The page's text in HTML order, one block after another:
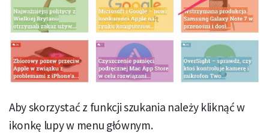
Aby skorzystać z funkcji szukania należy kliknąć w
ikonkę lupy w menu głównym.